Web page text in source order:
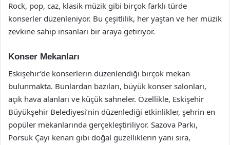
Rock, pop, caz, klasik müzik gibi birçok farklı türde
konserler düzenleniyor. Bu çeşitlilik, her yaştan ve her müzik
zevkine sahip insanları bir araya getiriyor.
Konser Mekanları
Eskişehir’de konserlerin düzenlendiği birçok mekan
bulunmakta. Bunlardan bazıları, büyük konser salonları,
açık hava alanları ve küçük sahneler. Özellikle, Eskişehir
Büyükşehir Belediyesi’nin düzenlediği etkinlikler, şehrin en
popüler mekanlarında gerçekleştiriliyor. Sazova Parkı,
Porsuk Çayı kenarı gibi doğal güzelliklerin yanı sıra,